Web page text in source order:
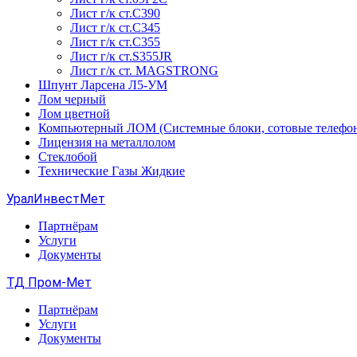
Лист г/к ст.C390
Лист г/к ст.C345
Лист г/к ст.C355
Лист г/к ст.S355JR
Лист г/к ст. MAGSTRONG
Шпунт Ларсена Л5-УМ
Лом черный
Лом цветной
Компьютерный ЛОМ (Системные блоки, сотовые
Лицензия на металлолом
Стеклобой
Технические Газы Жидкие
УралИнвестМет
Партнёрам
Услуги
Документы
ТД Пром-Мет
Партнёрам
Услуги
Документы